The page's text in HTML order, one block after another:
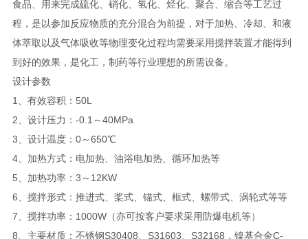
食品、用来完成硫化、硝化、氢化、烃化、聚合、缩合等工艺过
程，是以参加反应物质的充分混合为前提，对于加热、冷却、和液
体萃取以及气体吸收等物理变化过程均需要采用搅拌装置才能得到
到好的效果，是化工，制药等行业理想的所需设备。
设计参数
1、有效容积：50L
2、设计压力：-0.1～40MPa
3、设计温度：0～650℃
4、加热方式：电加热、油浴电加热、循环加热等
5、加热功率：3～12KW
6、搅拌形式：推进式、桨式、锚式、框式、螺带式、涡轮式等等
7、搅拌功率：1000W（亦可按客户要求采用防爆电机等）
8、主要材质：不锈钢S30408、S31603、S32168，镍基合金C-